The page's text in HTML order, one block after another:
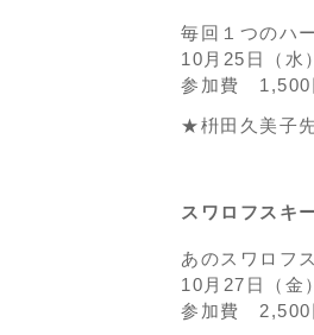
毎回１つのハ
10月25日（水
参加費 1,500
★枡田久美
スワロフスキ
あのスワロフ
10月27日（金
参加費 2,500